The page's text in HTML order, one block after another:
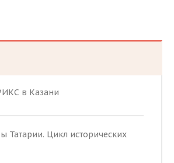
в Казани
Татарии. Цикл исторических